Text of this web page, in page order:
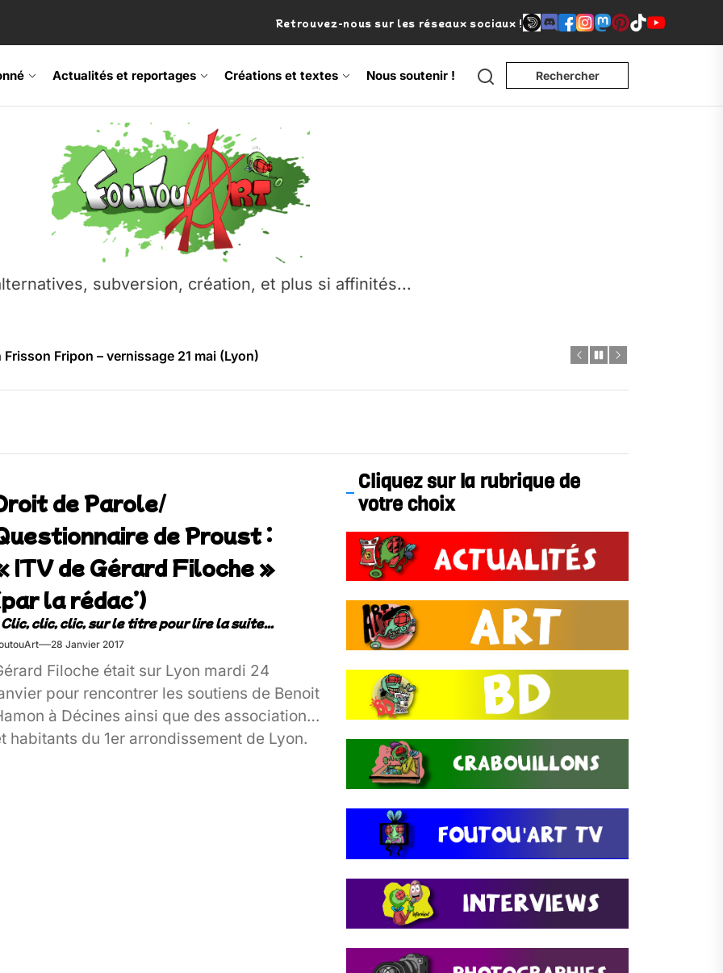
Retrouvez-nous sur les réseaux sociaux !
Actualités et reportages Créations et textes Nous soutenir ! Search Rechercher
subversion, création, et plus si affinités...
Fripon – vernissage 21 mai (Lyon)
Festival – Samedi 18 juillet (Vaulx-en-Velin)
Ŝtono, un livre réalisé par Michaël Moretti & Pierre Lacôte
contre l’A412 à l’Établi (Haute-Savoie)
Fripon – vernissage 21 mai (Lyon)
Festival – Samedi 18 juillet (Vaulx-en-Velin)
de Parole/
de Proust :
ITV de Gérard Filoche »
la rédac’)
28 Janvier 2017
Filoche était sur Lyon mardi 24
pour rencontrer les soutiens de Benoit
à Décines ainsi que des associations
habitants du 1er arrondissement de Lyon.
Cliquez sur la rubrique de
votre choix